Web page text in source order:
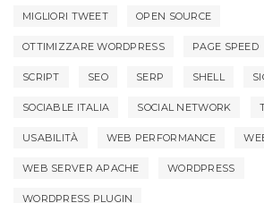
MIGLIORI TWEET OPEN SOURCE
OTTIMIZZARE WORDPRESS PAGE SPEED
SCRIPT SEO SERP SHELL
SOCIABLE ITALIA SOCIAL NETWORK
USABILITÀ WEB PERFORMANCE
WEB SERVER APACHE WORDPRESS
WORDPRESS PLUGIN